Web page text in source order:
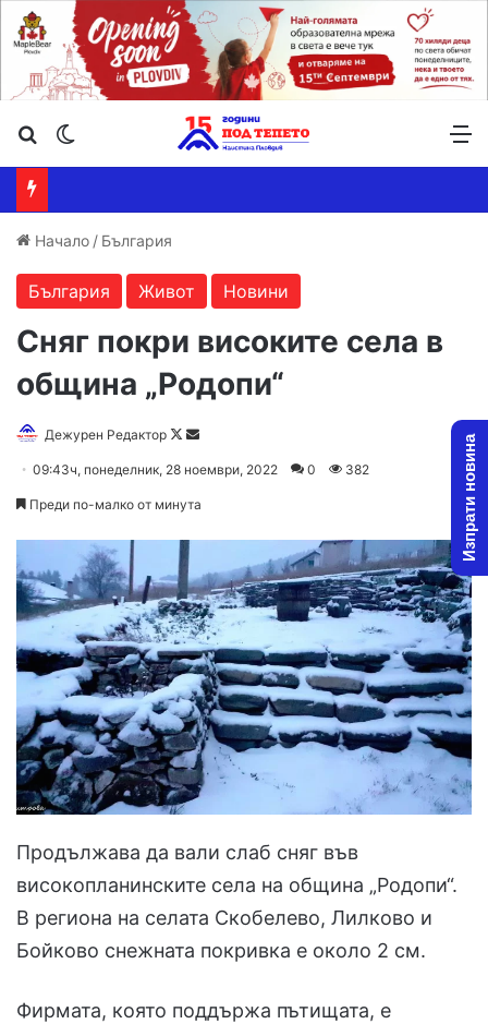
Търсене ...
Начало / България
България Живот Новини
Сняг покри високите села в
община „Родопи“
Дежурен Редактор
Follow
Send
09:43ч, понеделник, 28 ноември, 2022 0 382
Преди по-малко от минута
Продължава да вали слаб сняг във
високопланинските села на община „Родопи“.
В региона на селата Скобелево, Лилково и
Бойково снежната покривка е около 2 см.
Фирмата, която поддържа пътищата, е
Изпрати новина